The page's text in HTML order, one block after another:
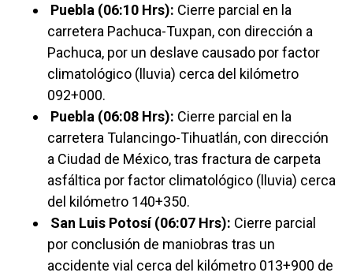
Puebla (06:10 Hrs): Cierre parcial en la
carretera Pachuca-Tuxpan, con dirección a
Pachuca, por un deslave causado por factor
climatológico (lluvia) cerca del kilómetro
092+000.
Puebla (06:08 Hrs): Cierre parcial en la
carretera Tulancingo-Tihuatlán, con dirección
a Ciudad de México, tras fractura de carpeta
asfáltica por factor climatológico (lluvia) cerca
del kilómetro 140+350.
San Luis Potosí (06:07 Hrs): Cierre parcial
por conclusión de maniobras tras un
accidente vial cerca del kilómetro 013+900 de